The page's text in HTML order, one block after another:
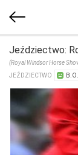
Jeździectwo:
(Royal Windsor Horse
JEŹDZIECTWO
B.O.